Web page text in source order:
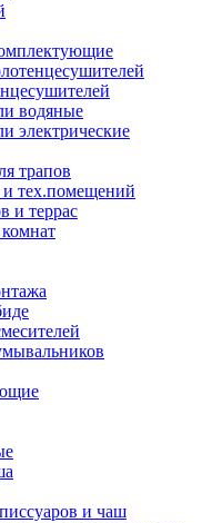
водяные
электрические
трапов
и тех.помещений
и террас
и чаш